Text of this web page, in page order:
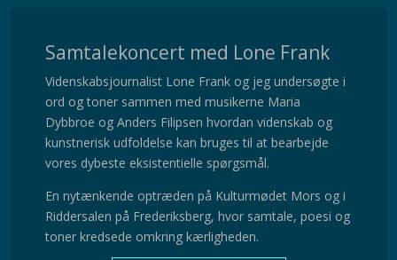
Samtalekoncert med Lone Frank
Videnskabsjournalist Lone Frank og jeg undersøgte i
ord og toner sammen med musikerne Maria
Dybbroe og Anders Filipsen hvordan videnskab og
kunstnerisk udfoldelse kan bruges til at bearbejde
vores dybeste eksistentielle spørgsmål.
En nytænkende optræden på Kulturmødet Mors og i
Riddersalen på Frederiksberg, hvor samtale, poesi og
toner kredsede omkring kærligheden.